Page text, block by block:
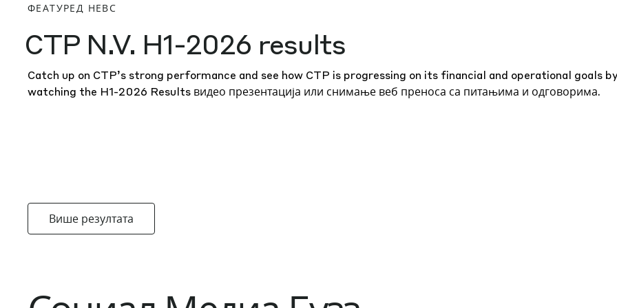
ФЕАТУРЕД НЕВС
CTP N.V. H1-2026 results
Catch up on CTP’s strong performance and see how CTP is progressing on its financial and operational goals
watching the H1-2026 Results видео презентација или снимање веб преноса са питањима и одговорима.
Више резултата